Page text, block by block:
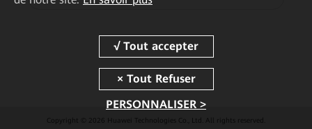
Copyright © 2026 Huawei Technologies Co., Ltd. All rights reserved.
PERSONNALISER >